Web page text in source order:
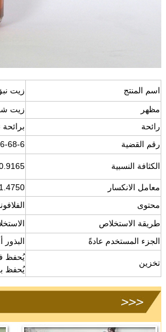
اسم المنتج
زيت
مظهر
زيت
رائحة
برائحة
رقم القضية
68-6
الكثافة النسبية
معامل الانكسار 1.4750~
محتوى
طريقة الاستخلاص
الجزء المستخدم عادةً
البذور
تخزين
يُحفظ
يُحفظ